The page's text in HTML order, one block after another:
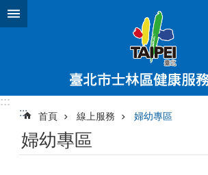
跳到主要內容區塊
:::
:::
首頁 線上服務 婦幼專區
婦幼專區